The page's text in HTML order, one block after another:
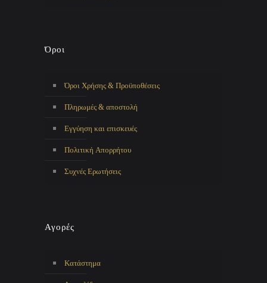
Όροι
Όροι Χρήσης & Προϋποθέσεις
Πληρωμές & αποστολή
Εγγύηση και επισκευές
Πολιτική Απορρήτου
Συχνές Ερωτήσεις
Αγορές
Κατάστημα